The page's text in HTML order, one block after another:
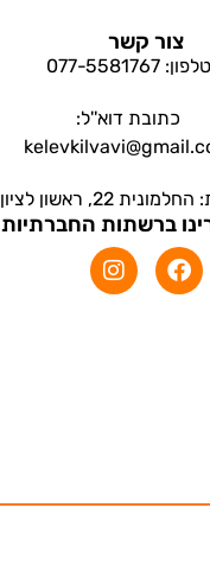
צור קשר
טלפון: 077-5581767
כתובת דוא''ל:
22, ראשון לציון
ברשתות החברתיות